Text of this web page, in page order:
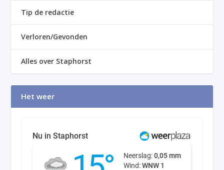
Tip de redactie
Verloren/Gevonden
Alles over Staphorst
Het weer